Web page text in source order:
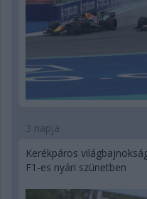
3 napja
Kerékpáros
F1-es nyári szünetben